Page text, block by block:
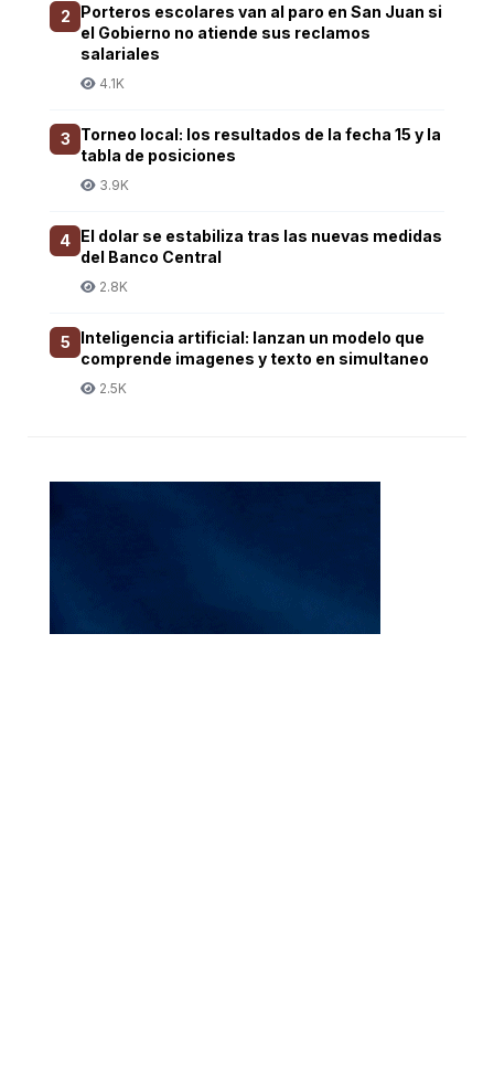
2
Porteros escolares van al paro en San Juan si
el Gobierno no atiende sus reclamos
salariales
4.1K
3
Torneo local: los resultados de la fecha 15 y la
tabla de posiciones
3.9K
4 El dolar se estabiliza tras las nuevas medidas
del Banco Central
2.8K
5
Inteligencia artificial: lanzan un modelo que
comprende imagenes y texto en simultaneo
2.5K